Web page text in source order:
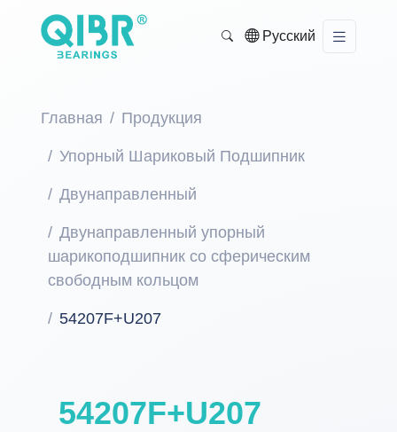
Русский
Главная Продукция
Упорный Шариковый Подшипник
Двунаправленный
Двунаправленный упорный
шарикоподшипник со сферическим
свободным кольцом
54207F+U207
54207F+U207